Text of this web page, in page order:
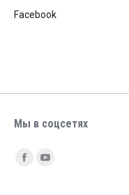
Facebook
Мы в соцсетях
Найдите нас:
FacebookYouTube